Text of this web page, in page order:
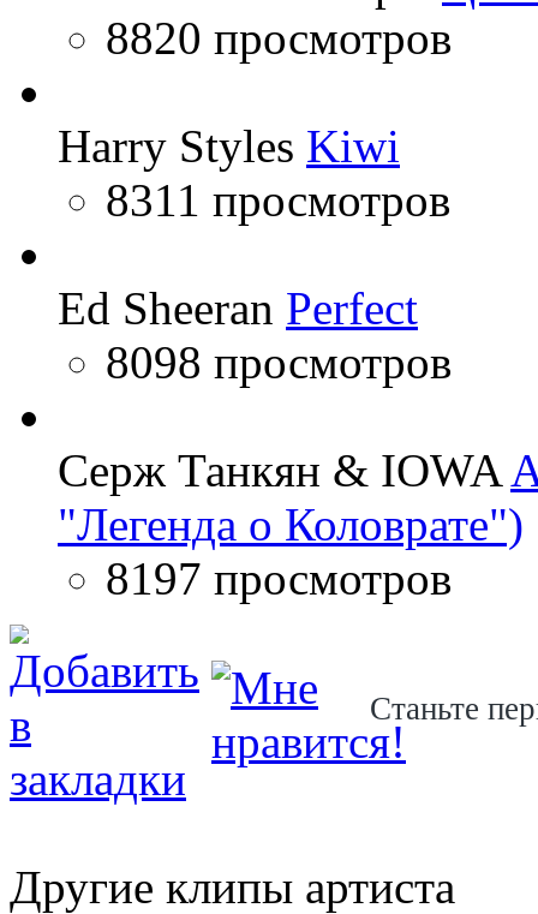
8820 просмотров
Harry Styles Kiwi
8311 просмотров
Ed Sheeran Perfect
8098 просмотров
Серж Танкян & IOWA
"Легенда о Коловрате")
8197 просмотров
Станьте
Другие клипы артиста